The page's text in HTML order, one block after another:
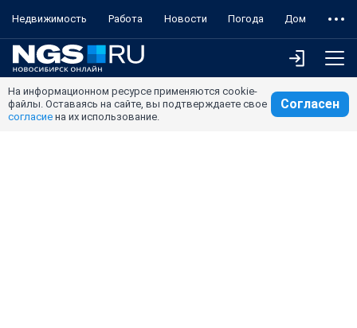
Недвижимость Работа Новости Погода Дом
На информационном ресурсе применяются cookie-
файлы. Оставаясь на сайте, вы подтверждаете свое
согласие на их использование.
Согласен